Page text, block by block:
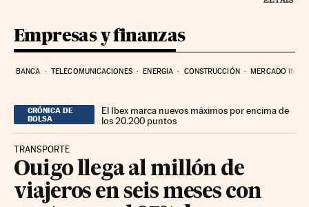
Empresas y finanzas
BANCA TELECOMUNICACIONES ENERGIA CONSTRUCCIÓN MERCADO
CRÓNICA DE
BOLSA
El Ibex marca nuevos máximos por encima de
los 20.200 puntos
TRANSPORTE
Ouigo llega al millón de
viajeros en seis meses con